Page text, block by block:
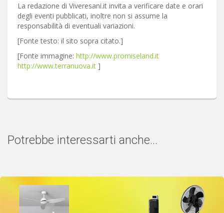
La redazione di Viveresani.it invita a verificare date e orari
degli eventi pubblicati, inoltre non si assume la
responsabilità di eventuali variazioni.
[Fonte testo: il sito sopra citato.]
[Fonte immagine: http://www.promiseland.it
http://www.terranuova.it ]
Potrebbe interessarti anche...